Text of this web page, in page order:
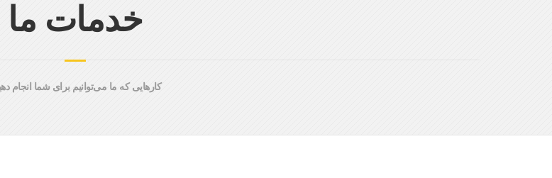
خدمات ما
کارهایی که ما می‌توانیم برای شما انجام